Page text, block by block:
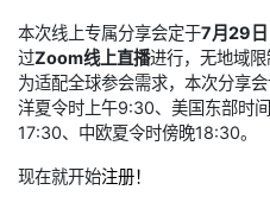
本次线上专属分享会定于7月29日
过Zoom线上直播进行，无地域限
为适配全球参会需求，本次分享
洋夏令时上午9:30、美国东部时
17:30、中欧夏令时傍晚18:30。
现在就开始注册！